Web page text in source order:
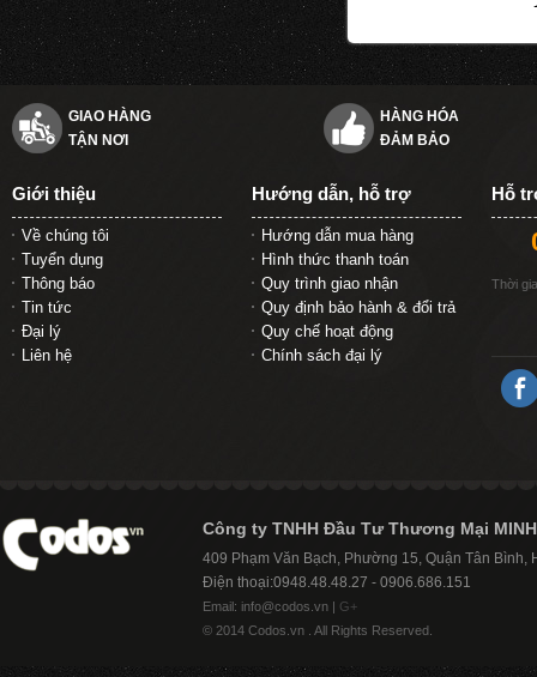
GIAO HÀNG
TẬN NƠI
HÀNG HÓA
ĐẢM BẢO
Giới thiệu
Về chúng tôi
Tuyển dụng
Thông báo
Tin tức
Đại lý
Liên hệ
Hướng dẫn, hỗ trợ
Hướng dẫn mua hàng
Hình thức thanh toán
Quy trình giao nhận
Quy định bảo hành & đổi trả
Quy chế hoạt động
Chính sách đại lý
Hỗ
Thời
Công ty TNHH Đầu Tư Thương Mại
409 Phạm Văn Bạch, Phường 15, Quận Tân Bình,
Điện thoại:0948.48.48.27 - 0906.686.151
Email: info@codos.vn | G+
© 2014 Codos.vn . All Rights Reserved.